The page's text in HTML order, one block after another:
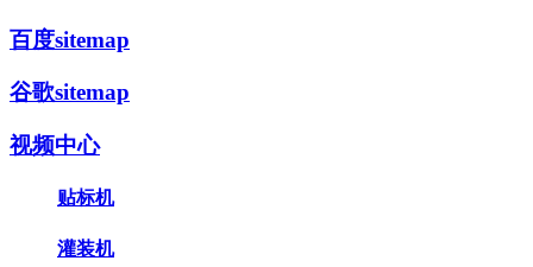
百度sitemap
谷歌sitemap
视频中心
贴标机
灌装机